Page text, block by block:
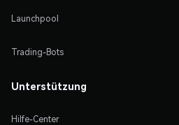
Launchpool
Trading-Bots
Unterstützung
Hilfe-Center